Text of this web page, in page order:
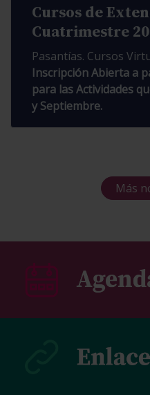
Cursos de
Cuatrimestre
Pasantías. Cursos
Inscripción Abierta a
para las Actividades
y Septiembre.
Más